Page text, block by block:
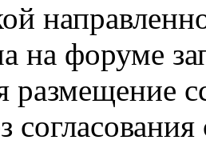
на форуме
размещение